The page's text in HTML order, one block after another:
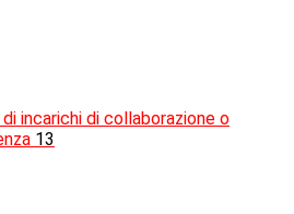
incarichi di collaborazione o
13